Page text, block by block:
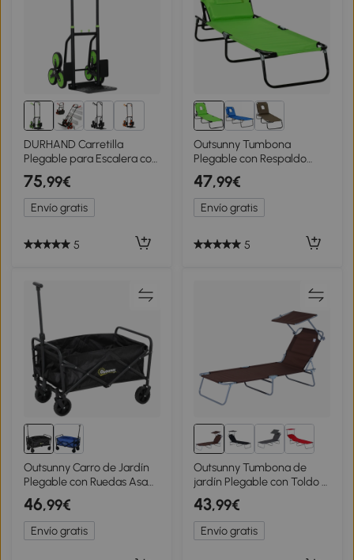
1+
DURHAND Carretilla
Plegable para Escalera con
Ruedas Carga 120kg
Carretilla de Mano Portátil
para Entrega Almacenes
Verde
75,99€
Envío gratis
5
Outsunny Tumbona
Plegable con Respaldo
Regulable en 4 Posiciones
Tumbona de Jardín con
Orificio de Lectura
Almohada Marco Metálico
Terraza Carga 120 kg
47,99€
Envío gratis
5
Outsunny Carro de Jardín
Plegable con Ruedas Asa
Telescópica Ajustable
Carga 100 kg para
Campaña Compra
64x42x27 cm Negro
46,99€
Envío gratis
Outsunny Tumbona de
jardín Plegable con Toldo y
Respaldo Reclinable para
Jardín Terraza Acampada
187x58x36cm Marrón
43,99€
Envío gratis